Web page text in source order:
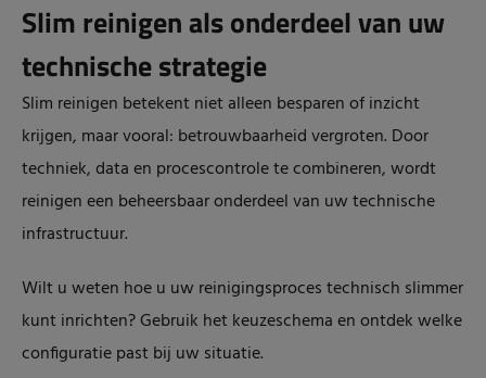
Slim reinigen als onderdeel van uw
technische strategie
Slim reinigen betekent niet alleen besparen of inzicht
krijgen, maar vooral: betrouwbaarheid vergroten. Door
techniek, data en procescontrole te combineren, wordt
reinigen een beheersbaar onderdeel van uw technische
infrastructuur.
Wilt u weten hoe u uw reinigingsproces technisch slimmer
kunt inrichten? Gebruik het keuzeschema en ontdek welke
configuratie past bij uw situatie.